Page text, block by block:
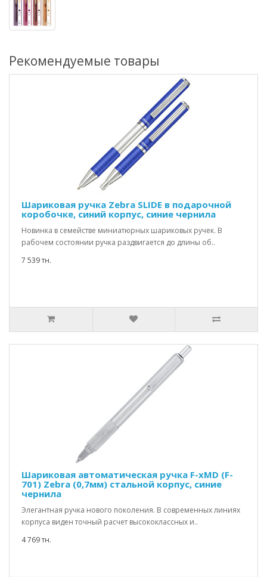
Рекомендуемые товары
Шариковая ручка Zebra SLIDE в подарочной
коробочке, синий корпус, синие чернила
Новинка в семействе миниатюрных шариковых ручек. В
рабочем состоянии ручка раздвигается до длины об..
7 539 тн.
Шариковая автоматическая ручка F-xMD (F-
701) Zebra (0,7мм) стальной корпус, синие
чернила
Элегантная ручка нового поколения. В современных линиях
корпуса виден точный расчет высококлассных и..
4 769 тн.